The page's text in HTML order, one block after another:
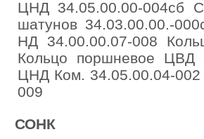
ЦНД 34.05.00.00-004сб
шатунов 34.03.00.00.-
НД 34.00.00.07-008
Кольцо поршневое ЦВД
ЦНД Ком. 34.05.00.04-
009
СОНК